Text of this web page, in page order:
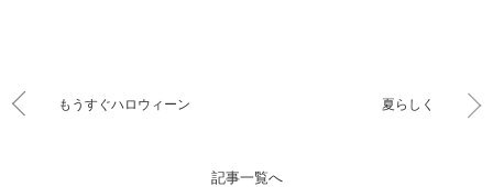
もうすぐハロウィーン 夏らしく
記事一覧へ